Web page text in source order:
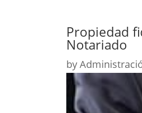
Propiedad
Notariado
by